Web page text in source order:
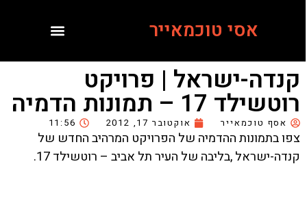
אסי טוכמאייר
קנדה-ישראל | פרויקט
רוטשילד 17 – תמונות הדמיה
אסף טוכמאייר אוקטובר 17, 2012 11:56
צפו בתמונות ההדמיה של הפרויקט המרהיב החדש של
קנדה-ישראל ,בליבה של העיר תל אביב – רוטשילד 17.